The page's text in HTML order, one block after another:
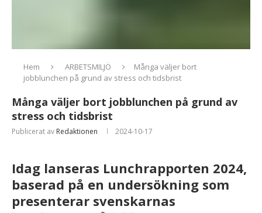
Hem ARBETSMILJÖ
Många väljer bort
jobblunchen på grund av stress och tidsbrist
Många väljer bort jobblunchen på grund av
stress och tidsbrist
Publicerat av Redaktionen 2024-10-17
Idag lanseras Lunchrapporten 2024,
baserad på en undersökning som
presenterar svenskarnas